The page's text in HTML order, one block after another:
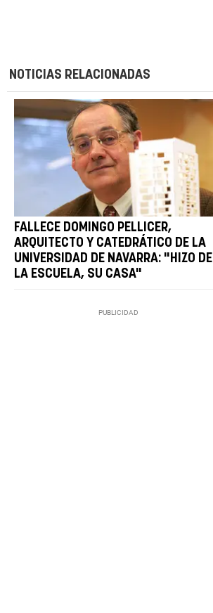
NOTICIAS RELACIONADAS
FALLECE DOMINGO PELLICER,
ARQUITECTO Y CATEDRÁTICO DE LA
UNIVERSIDAD DE NAVARRA: "HIZO DE
LA ESCUELA, SU CASA"